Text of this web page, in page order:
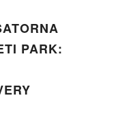
PARK: